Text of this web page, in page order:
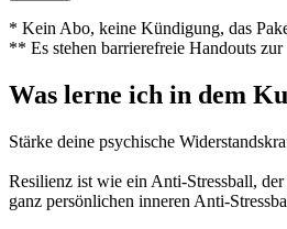
* Kein Abo, keine Kündigung, das
** Es stehen barrierefreie Handouts
Was lerne ich in dem
Stärke deine psychische
Resilienz ist wie ein Anti-Stressball,
ganz persönlichen inneren Anti-